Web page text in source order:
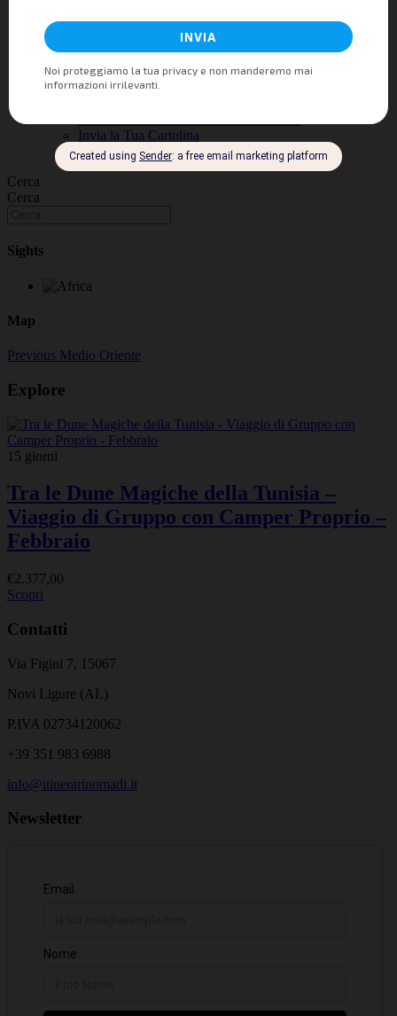
Novembre
Gift Card
Blog
Utility
Invia la Tua Cartolina
Richiedi il tuo Preventivo Personalizzato
Cerca
Cerca
Sights
Map
Previous Medio Oriente
Explore
15 giorni
Tra le Dune Magiche della Tunisia –
Viaggio di Gruppo con Camper Proprio –
Febbraio
€2.377,00
Scopri
Contatti
Via Figini 7, 15067
Novi Ligure (AL)
P.IVA 02734120062
+39 351 983 6988
info@itinerarinomadi.it
Newsletter